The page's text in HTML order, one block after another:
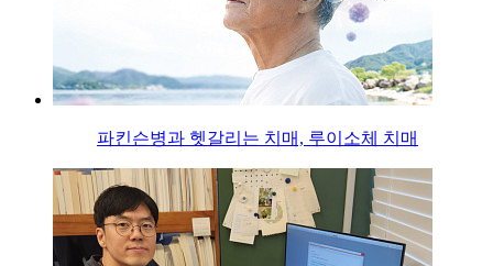
파킨슨병과 헷갈리는 치매, 루이소체 치매